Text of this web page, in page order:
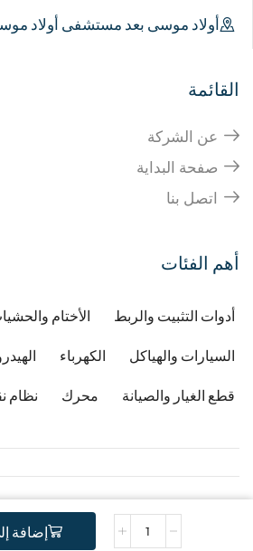
إضافة
أولاد موسى بعد مستشفى أولاد
القائمة
عن الشركة
صفحة البداية
اتصل بنا
أهم الفئات
أدوات التثبيت والربط الأختام
السيارات والهياكل الكهرباء
قطع الغيار والصيانة محرك نظام
Developped by Djafri idir
Gstractor